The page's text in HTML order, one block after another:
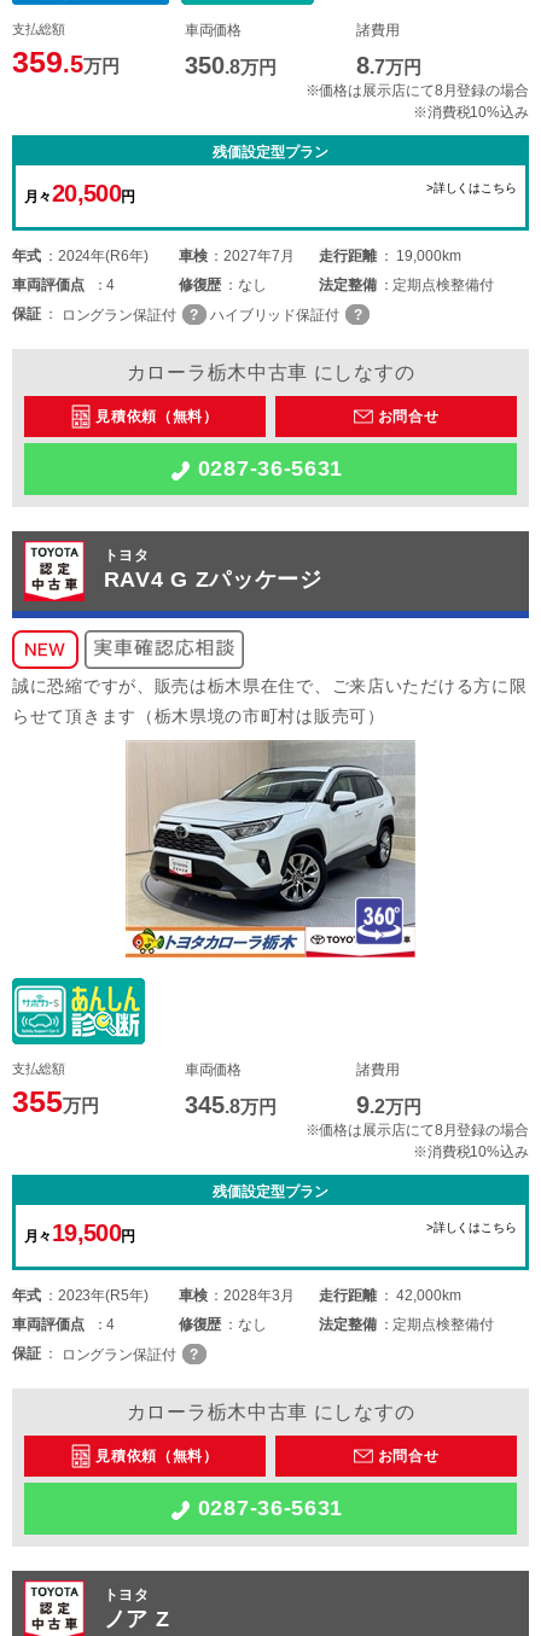
支払総額
359.5万円
車両価格
350.8万円
諸費用
8.7万円
※価格は展示店にて8月登録の場合
※消費税10%込み
残価設定型プラン
月々20,500円
>詳しくはこちら
年式 2024年(R6年) 車検 2027年7月 走行距離
19,000km
車両評価点 4 修復歴 なし 法定整備
定期点検整備付
保証
ロングラン保証付 ハイブリッド保証付
カローラ栃木中古車 にしなすの
見積依頼（無料） お問合せ
0287-36-5631
トヨタ
RAV4 G Zパッケージ
誠に恐縮ですが、販売は栃木県在住で、ご来店いただける方に限
らせて頂きます（栃木県境の市町村は販売可）
支払総額
355万円
車両価格
345.8万円
諸費用
9.2万円
※価格は展示店にて8月登録の場合
※消費税10%込み
残価設定型プラン
月々 19,500円
>詳しくはこちら
年式 2023年(R5年) 車検 2028年3月 走行距離
42,000km
車両評価点 4 修復歴 なし 法定整備
定期点検整備付
保証
ロングラン保証付
カローラ栃木中古車 にしなすの
見積依頼（無料） お問合せ
0287-36-5631
トヨタ
ノア Z